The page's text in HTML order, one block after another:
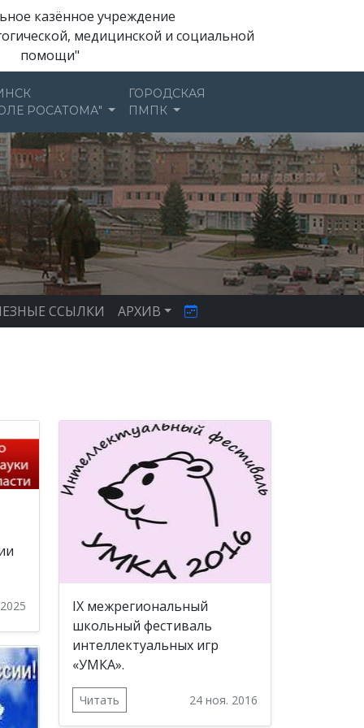
казённое учреждение
медицинской и социальной
помощи"
РОСАТОМА"
ГОРОДСКАЯ
ПМПК
ССЫЛКИ АРХИВ
IX межрегиональный
школьный фестиваль
интеллектуальных игр
«УМКА».
Читать 24 ноя. 2016